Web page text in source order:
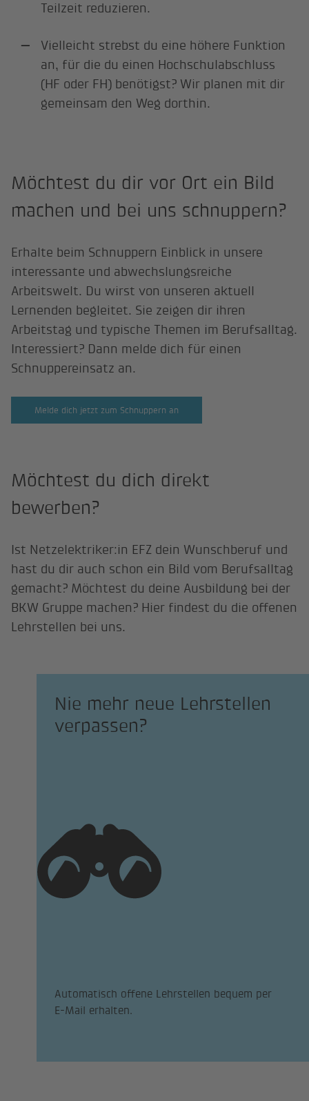
Teilzeit reduzieren.
Vielleicht strebst du eine höhere Funktion
an, für die du einen Hochschulabschluss
(HF oder FH) benötigst? Wir planen mit dir
gemeinsam den Weg dorthin.
Möchtest du dir vor Ort ein Bild
machen und bei uns schnuppern?
Erhalte beim Schnuppern Einblick in unsere
interessante und abwechslungsreiche
Arbeitswelt. Du wirst von unseren aktuell
Lernenden begleitet. Sie zeigen dir ihren
Arbeitstag und typische Themen im Berufsalltag.
Interessiert? Dann melde dich für einen
Schnuppereinsatz an.
Melde dich jetzt zum Schnuppern an
Möchtest du dich direkt
bewerben?
Ist Netzelektriker:in EFZ dein Wunschberuf und
hast du dir auch schon ein Bild vom Berufsalltag
gemacht? Möchtest du deine Ausbildung bei der
BKW Gruppe machen? Hier findest du die offenen
Lehrstellen bei uns.
Nie mehr neue Lehrstellen
verpassen?
Automatisch offene Lehrstellen bequem per
E-Mail erhalten.